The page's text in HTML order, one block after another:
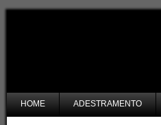
HOME ADESTRAMENTO